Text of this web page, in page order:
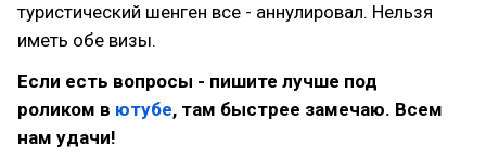
туристический шенген все - аннулировал. Нельзя
иметь обе визы.
Если есть вопросы - пишите лучше под
роликом в ютубе, там быстрее замечаю. Всем
нам удачи!